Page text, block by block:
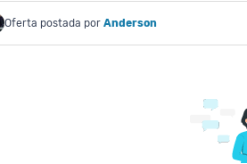
Oferta postada por Anderson